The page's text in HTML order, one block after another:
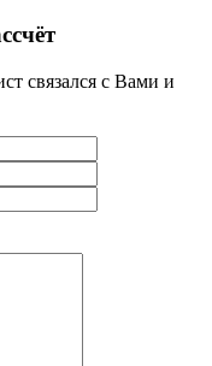
связался с Вами и